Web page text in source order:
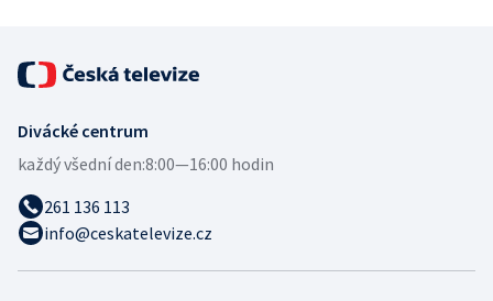
Divácké centrum
každý všední den:8:00—16:00 hodin
261 136 113
info@ceskatelevize.cz